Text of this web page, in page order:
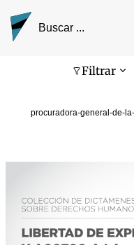
Filtrar
procuradora-general-de-
Pantalla de